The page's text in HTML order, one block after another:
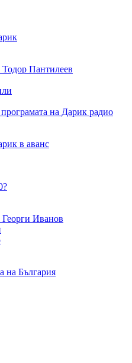
Пантилеев
на Дарик радио
в аванс
Георги Иванов
на България